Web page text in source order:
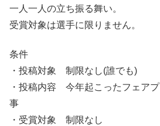
一人一人の立ち振る舞い。
受賞対象は選手に限りません。
条件
・投稿対象 制限なし(誰でも)
・投稿内容 今年起こったフェア
事
・受賞対象 制限なし